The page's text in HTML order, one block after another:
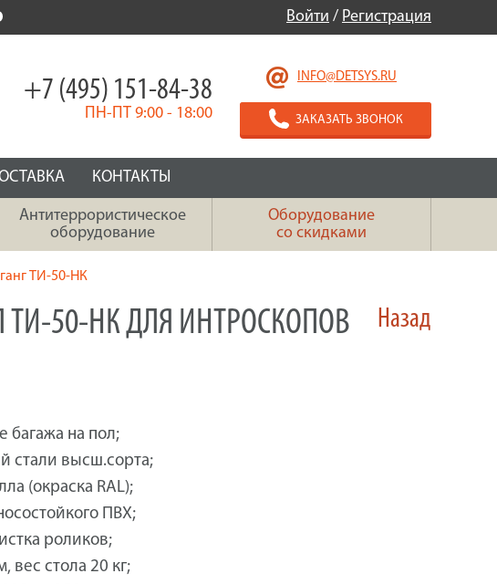
Войти / Регистрация
INFO@DETSYS.RU
ЗАКАЗАТЬ ЗВОНОК
+7 (495) 151-84-38
ПН-ПТ 9:00 - 18:00
КОНТАКТЫ
Антитеррористическое
оборудование
Оборудование
со скидками
ТИ-50-НК
Назад
50-НК ДЛЯ ИНТРОСКОПОВ
багажа на пол;
стали высш.сорта;
(окраска RAL);
ПВХ;
роликов;
стола 20 кг;